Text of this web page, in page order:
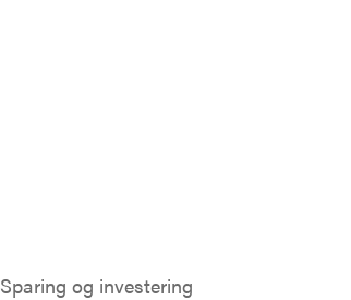
Sparing og investering